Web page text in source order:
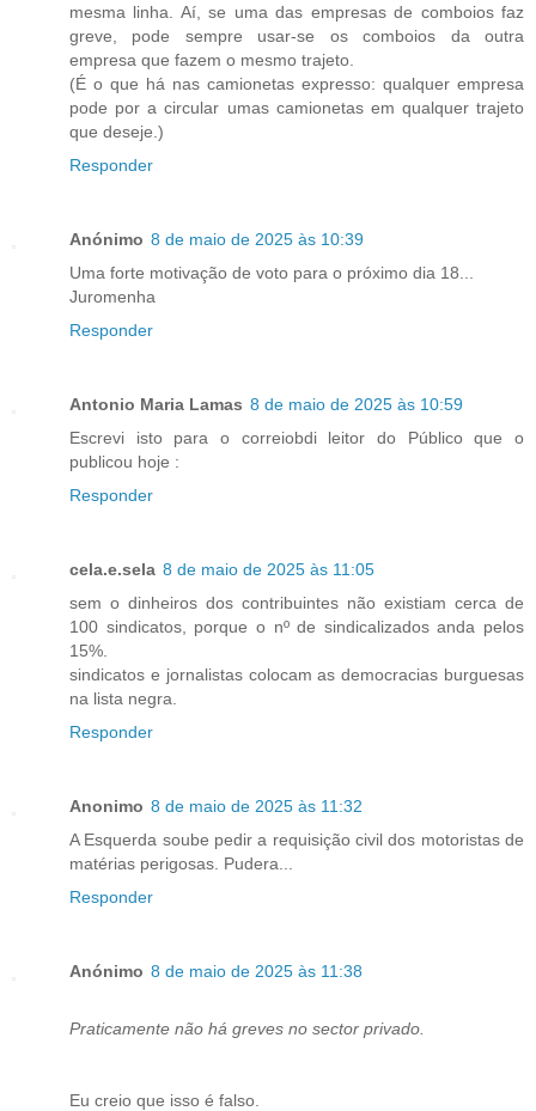
mesma linha. Aí, se uma das empresas de comboios faz
greve, pode sempre usar-se os comboios da outra
empresa que fazem o mesmo trajeto.
(É o que há nas camionetas expresso: qualquer empresa
pode por a circular umas camionetas em qualquer trajeto
que deseje.)
Responder
Anónimo 8 de maio de 2025 às 10:39
Uma forte motivação de voto para o próximo dia 18...
Juromenha
Responder
Antonio Maria Lamas 8 de maio de 2025 às 10:59
Escrevi isto para o correiobdi leitor do Público que o
publicou hoje :
Responder
cela.e.sela 8 de maio de 2025 às 11:05
sem o dinheiros dos contribuintes não existiam cerca de
100 sindicatos, porque o nº de sindicalizados anda pelos
15%.
sindicatos e jornalistas colocam as democracias burguesas
na lista negra.
Responder
Anonimo 8 de maio de 2025 às 11:32
A Esquerda soube pedir a requisição civil dos motoristas de
matérias perigosas. Pudera...
Responder
Anónimo 8 de maio de 2025 às 11:38
Praticamente não há greves no sector privado.
Eu creio que isso é falso.